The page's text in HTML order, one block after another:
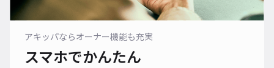
アキッパならオーナー機能も充実
スマホでかんたん